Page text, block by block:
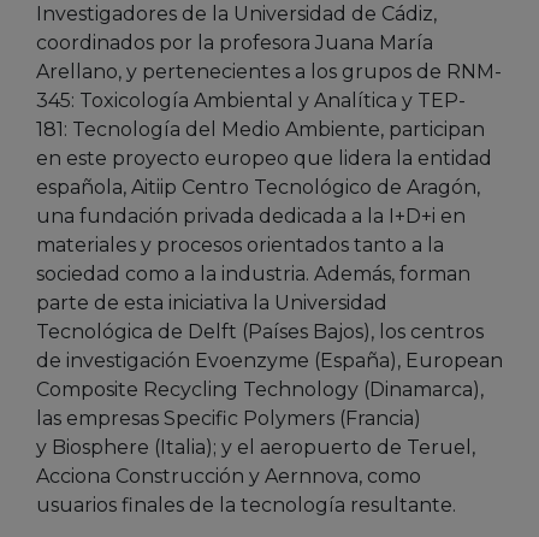
Investigadores de la Universidad de Cádiz,
coordinados por la profesora Juana María
Arellano, y pertenecientes a los grupos de RNM-
345: Toxicología Ambiental y Analítica y TEP-
181: Tecnología del Medio Ambiente, participan
en este proyecto europeo que lidera la entidad
española, Aitiip Centro Tecnológico de Aragón,
una fundación privada dedicada a la I+D+i en
materiales y procesos orientados tanto a la
sociedad como a la industria. Además, forman
parte de esta iniciativa la Universidad
Tecnológica de Delft (Países Bajos), los centros
de investigación Evoenzyme (España), European
Composite Recycling Technology (Dinamarca),
las empresas Specific Polymers (Francia)
y Biosphere (Italia); y el aeropuerto de Teruel,
Acciona Construcción y Aernnova, como
usuarios finales de la tecnología resultante.